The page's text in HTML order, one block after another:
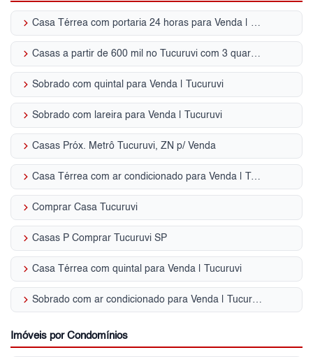
keyboard_arrow_right Casa Térrea com portaria 24 horas para Venda | Tucuruvi
keyboard_arrow_right Casas a partir de 600 mil no Tucuruvi com 3 quartos, Zona Norte, SP
keyboard_arrow_right Sobrado com quintal para Venda | Tucuruvi
keyboard_arrow_right Sobrado com lareira para Venda | Tucuruvi
keyboard_arrow_right Casas Próx. Metrô Tucuruvi, ZN p/ Venda
keyboard_arrow_right Casa Térrea com ar condicionado para Venda | Tucuruvi
keyboard_arrow_right Comprar Casa Tucuruvi
keyboard_arrow_right Casas P Comprar Tucuruvi SP
keyboard_arrow_right Casa Térrea com quintal para Venda | Tucuruvi
keyboard_arrow_right Sobrado com ar condicionado para Venda | Tucuruvi
Imóveis por Condomínios